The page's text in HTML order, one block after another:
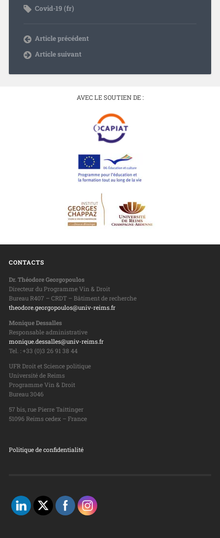
Covid-19 (fr)
Article précédent
Article suivant
AVEC LE SOUTIEN DE :
CONTACTS
Dr. Théodore Georgopoulos
Directeur du Programme Vin & Droit
Bureau R407 – CRDT – Bâtiment de recherche
theodore.georgopoulos@univ-reims.fr
Monique Dessalles
Responsable administrative
monique.dessalles@univ-reims.fr
Tel. : +33 (0)3 26 91 38 44
UFR Droit et Science politique
Université de Reims
Programme Vin & Droit
Bureau 3046
57 bis, rue Pierre Taittinger
51096 Reims cedex – France
Politique de confidentialité